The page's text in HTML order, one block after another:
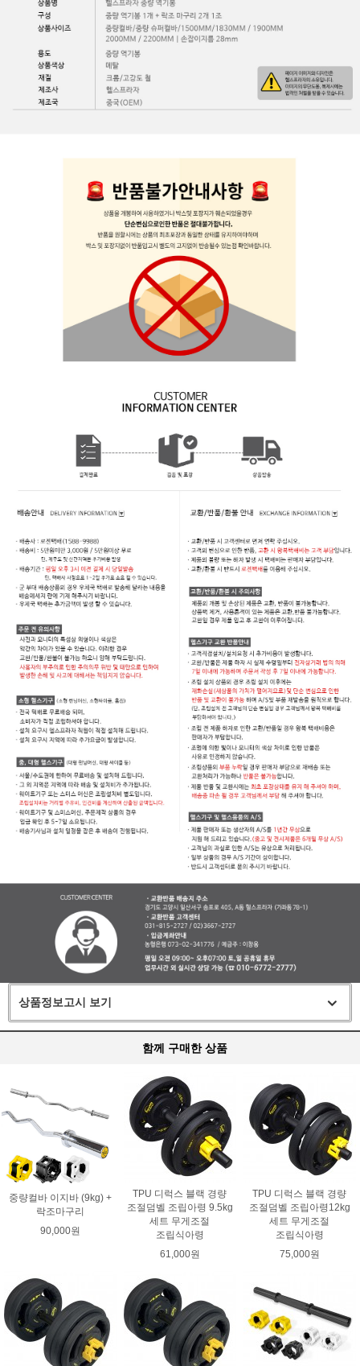
상품정보고시 보기
함께 구매한 상품
중량컬바 이지바 (9kg) +
락조마구리
90,000원
TPU 디럭스 블랙 경량
조절덤벨 조립아령 9.5kg
세트 무게조절
조립식아령
61,000원
TPU 디럭스 블랙 경량
조절덤벨 조립아령12kg
세트 무게조절
조립식아령
75,000원